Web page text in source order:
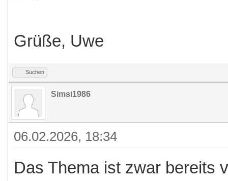
Grüße, Uwe
Suchen
Simsi1986
06.02.2026, 18:34
Das Thema ist zwar bereits